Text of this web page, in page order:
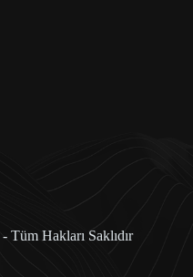
- Tüm Hakları Saklıdır